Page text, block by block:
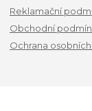
Reklamační
Obchodní
Ochrana